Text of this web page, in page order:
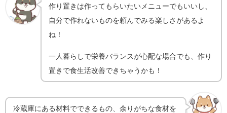
作り置きは作ってもらいたいメニューでもいいし、
自分で作れないものを頼んでみる楽しさがあるよ
ね！
一人暮らしで栄養バランスが心配な場合でも、作り
置きで食生活改善できちゃうかも！
冷蔵庫にある材料でできるもの、余りがちな食材を